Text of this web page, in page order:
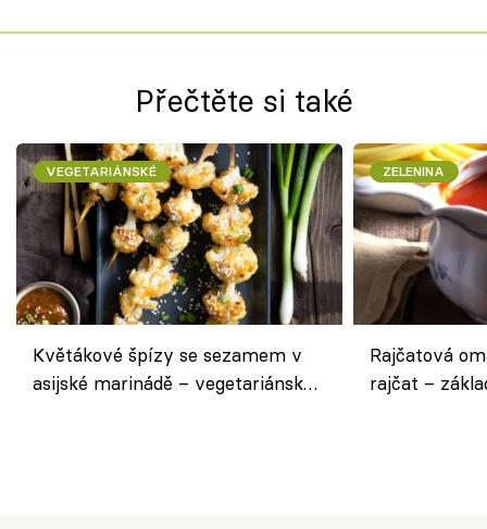
Přečtěte si také
VEGETARIÁNSKÉ
Květákové špízy se sezamem v
asijské marinádě – vegetariánská
ZELENINA
Rajčatová
rajčat –